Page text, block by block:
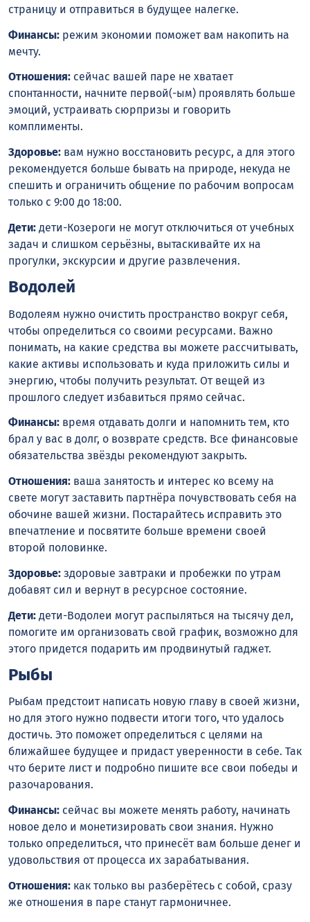
страницу и отправиться в будущее налегке.
Финансы: режим экономии поможет вам накопить на
мечту.
Отношения: сейчас вашей паре не хватает
спонтанности, начните первой(-ым) проявлять больше
эмоций, устраивать сюрпризы и говорить
комплименты.
Здоровье: вам нужно восстановить ресурс, а для этого
рекомендуется больше бывать на природе, некуда не
спешить и ограничить общение по рабочим вопросам
только с 9:00 до 18:00.
Дети: дети-Козероги не могут отключиться от учебных
задач и слишком серьёзны, вытаскивайте их на
прогулки, экскурсии и другие развлечения.
Водолей
Водолеям нужно очистить пространство вокруг себя,
чтобы определиться со своими ресурсами. Важно
понимать, на какие средства вы можете рассчитывать,
какие активы использовать и куда приложить силы и
энергию, чтобы получить результат. От вещей из
прошлого следует избавиться прямо сейчас.
Финансы: время отдавать долги и напомнить тем, кто
брал у вас в долг, о возврате средств. Все финансовые
обязательства звёзды рекомендуют закрыть.
Отношения: ваша занятость и интерес ко всему на
свете могут заставить партнёра почувствовать себя на
обочине вашей жизни. Постарайтесь исправить это
впечатление и посвятите больше времени своей
второй половинке.
Здоровье: здоровые завтраки и пробежки по утрам
добавят сил и вернут в ресурсное состояние.
Дети: дети-Водолеи могут распыляться на тысячу дел,
помогите им организовать свой график, возможно для
этого придется подарить им продвинутый гаджет.
Рыбы
Рыбам предстоит написать новую главу в своей жизни,
но для этого нужно подвести итоги того, что удалось
достичь. Это поможет определиться с целями на
ближайшее будущее и придаст уверенности в себе. Так
что берите лист и подробно пишите все свои победы и
разочарования.
Финансы: сейчас вы можете менять работу, начинать
новое дело и монетизировать свои знания. Нужно
только определиться, что принесёт вам больше денег и
удовольствия от процесса их зарабатывания.
Отношения: как только вы разберётесь с собой, сразу
же отношения в паре станут гармоничнее.